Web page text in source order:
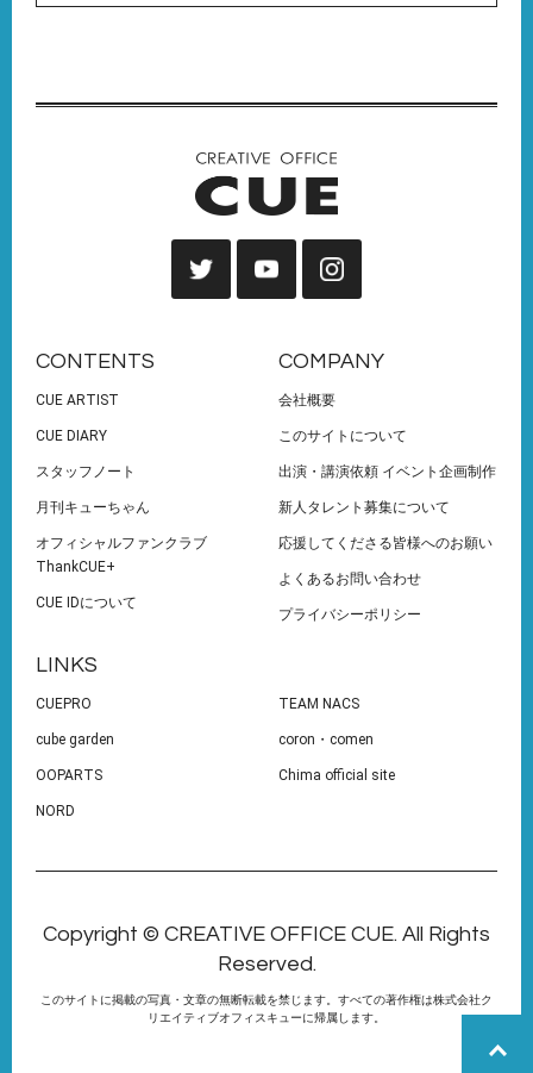
CONTENTS
CUE ARTIST
CUE DIARY
スタッフノート
月刊キューちゃん
オフィシャルファンクラブ
ThankCUE+
CUE IDについて
COMPANY
会社概要
このサイトについて
出演・講演依頼 イベント企画制作
新人タレント募集について
応援してくださる皆様へのお願い
よくあるお問い合わせ
プライバシーポリシー
LINKS
CUEPRO TEAM NACS
cube garden coron・comen
OOPARTS Chima official site
NORD
Copyright © CREATIVE OFFICE CUE. All Rights
Reserved.
このサイトに掲載の写真・文章の無断転載を禁じます。すべての著作権は株式会社ク
リエイティブオフィスキューに帰属します。